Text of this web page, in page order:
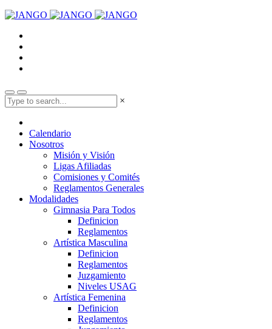
×
Calendario
Nosotros
Misión y Visión
Ligas Afiliadas
Comisiones y Comités
Reglamentos Generales
Modalidades
Gimnasia Para Todos
Definicion
Reglamentos
Artística Masculina
Definicion
Reglamentos
Juzgamiento
Niveles USAG
Artística Femenina
Definicion
Reglamentos